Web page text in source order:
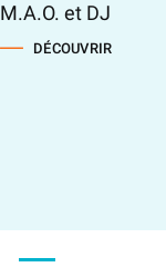
M.A.O. et DJ
DÉCOUVRIR